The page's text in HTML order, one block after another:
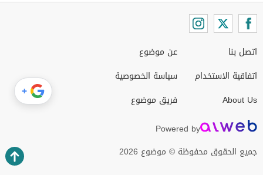
اتصل بنا
اتفاقية الاستخدام
About Us
عن موضوع
سياسة الخصوصية
فريق موضوع
Powered by
جميع الحقوق محفوظة © موضوع 2026
+